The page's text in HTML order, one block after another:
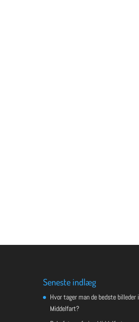
Seneste indlæg
Hvor tager man de bedste billeder i
Middelfart?